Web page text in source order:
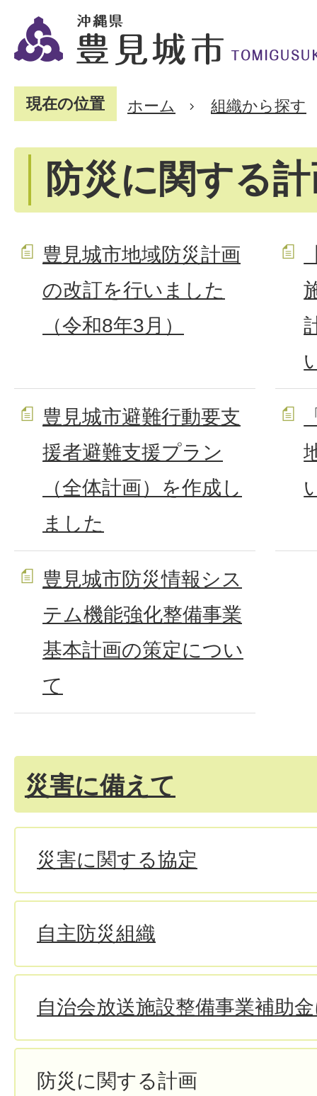
現在の位置 ホーム 組織から探す
防災に関する
豊見城市地域防災計画
の改訂を行いました
（令和8年3月）
豊見城市避難行動要支
援者避難支援プラン
（全体計画）を作成し
ました
豊見城市防災情報シス
テム機能強化整備事業
基本計画の策定につい
て
災害に備えて
災害に関する協定
自主防災組織
自治会放送施設整備事業補助
防災に関する計画